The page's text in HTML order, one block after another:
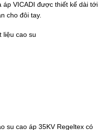
VICADI được thiết kế dài tới
cho đôi tay.
liệu cao su
su cao áp 35KV Regeltex có